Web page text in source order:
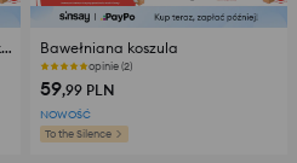
Bawełniana koszula z krótkim rękawem Bawełniana koszula
opinie (2)
59,99 PLN
NOWOŚĆ
To the Silence